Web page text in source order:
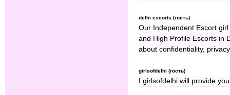
delhi escorts (гость)
Our Independent Escort
and High Profile Escorts in
about confidentiality,
girlsofdelhi (гость)
I girlsofdelhi will provide